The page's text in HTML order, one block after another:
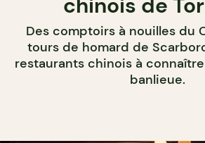
Des comptoirs à nouilles du
tours de homard de
restaurants chinois à
banlieue.